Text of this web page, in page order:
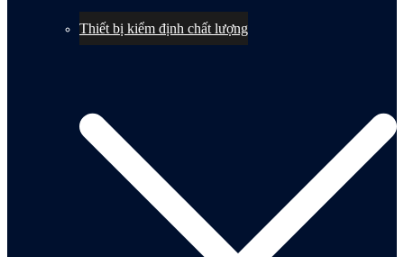
Thiết bị kiểm định chất lượng